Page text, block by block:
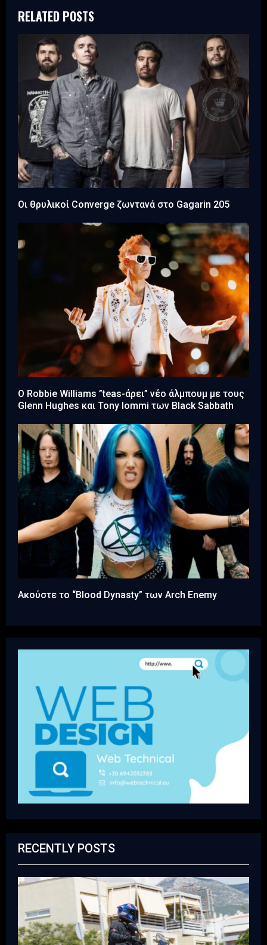
RELATED POSTS
Οι θρυλικοί Converge ζωντανά στο Gagarin 205
Ο Robbie Williams ”teas-άρει” νέο άλμπουμ με τους
Glenn Hughes και Tony Iommi των Black Sabbath
Ακούστε το “Blood Dynasty” των Arch Enemy
RECENTLY POSTS